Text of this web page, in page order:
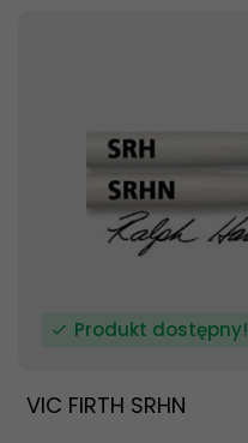
Produkt dostępny!
VIC FIRTH SRHN